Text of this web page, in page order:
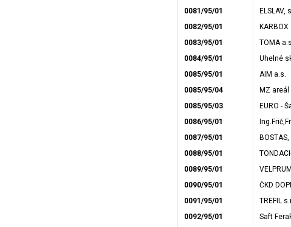
0081/95/01
ELSLAV,
0082/95/01
KARBOX
0083/95/01
TOMA
0084/95/01
Uhelné
0085/95/01
AIM a.s.
0085/95/04
MZ areál
0085/95/03
EURO -
0086/95/01
0087/95/01
0088/95/01
0089/95/01
0090/95/01
ČKD
0091/95/01
TREFIL
0092/95/01
Saft